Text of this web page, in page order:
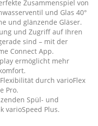
Zusammenspiel von
und Glas 40°
und glänzende Gläser.
und Zugriff auf Ihren
sind – mit der
Connect App.
ermöglicht mehr
durch varioFlex
Pro.
Spül- und
varioSpeed Plus.